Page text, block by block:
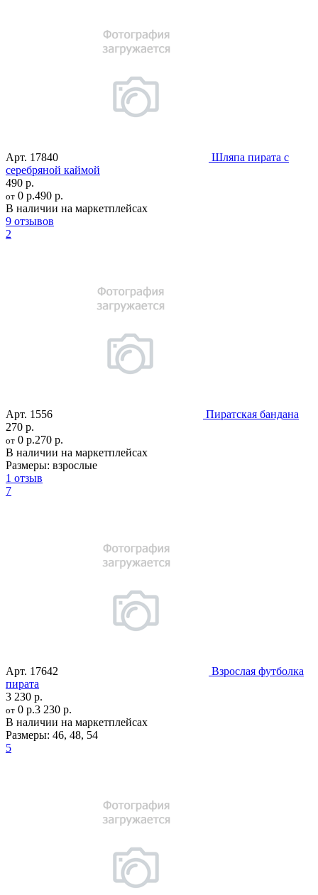
Арт. 17840
Шляпа пирата с
серебряной каймой
490 р.
от 0 р.490 р.
В наличии на маркетплейсах
9 отзывов
2
Арт. 1556
Пиратская бандана
270 р.
от 0 р.270 р.
В наличии на маркетплейсах
Размеры: взрослые
1 отзыв
7
Арт. 17642
Взрослая футболка
пирата
3 230 р.
от 0 р.3 230 р.
В наличии на маркетплейсах
Размеры: 46, 48, 54
5